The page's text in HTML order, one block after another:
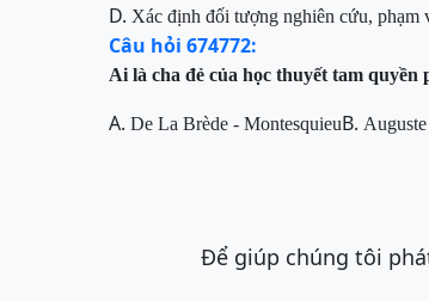
D. Xác định đối tượng nghiên cứu, phạm
Câu hỏi 674772:
Ai là cha đẻ của học thuyết tam quyền
A. De La Brède - MontesquieuB.
Để giúp chúng tôi